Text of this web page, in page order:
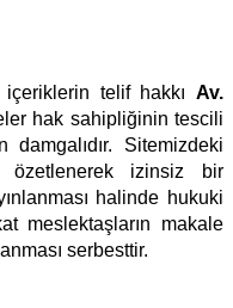
telif hakkı Av.
hak sahipliğinin tescili
damgalıdır. Sitemizdeki
özetlenerek izinsiz bir
halinde hukuki
meslektaşların makale
serbesttir.